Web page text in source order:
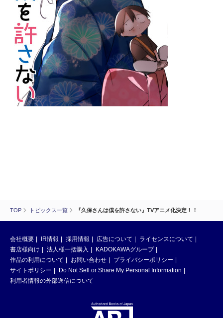
TOP トピックス一覧 『久保さんは僕を許さない』TVアニメ化決定！！
会社概要 IR情報 採用情報 広告について
ライセンスについて
書店様向け
法人様一括購入
KADOKAWAグループ
作品の利用について
お問い合わせ
プライバシーポリシー
サイトポリシー
Do Not Sell or Share My Personal Information
利用者情報の外部送信について